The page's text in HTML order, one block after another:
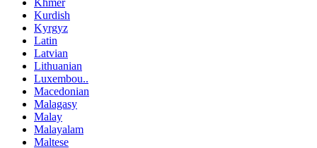
Kurdish
Kyrgyz
Latin
Latvian
Lithuanian
Luxembou..
Macedonian
Malagasy
Malay
Malayalam
Maltese